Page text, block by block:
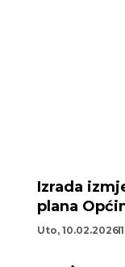
Izrada
plana
Uto, 10.02.2026